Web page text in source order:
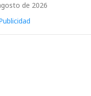
de 2026